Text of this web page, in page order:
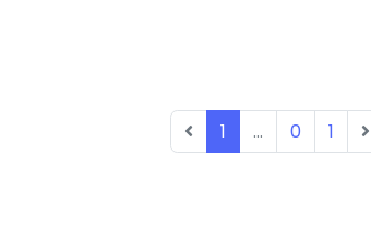
1 ... 0 1